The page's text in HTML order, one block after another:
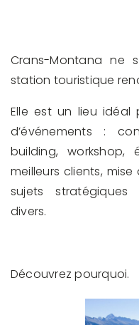
Crans-Montana ne
station touristique
Elle est un lieu idéal
d’événements :
building, workshop,
meilleurs clients,
sujets stratégiques
divers.
Découvrez pourquoi.